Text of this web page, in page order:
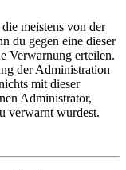
meistens von der
du gegen eine dieser
Verwarnung erteilen.
der Administration
mit dieser
Administrator,
verwarnt wurdest.